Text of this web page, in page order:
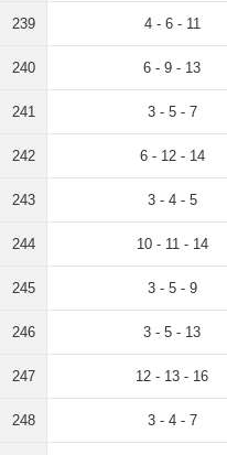
239 4 - 6 - 11
240 6 - 9 - 13
241 3 - 5 - 7
242 6 - 12 - 14
243 3 - 4 - 5
244 10 - 11 - 14
245 3 - 5 - 9
246 3 - 5 - 13
247 12 - 13 - 16
248 3 - 4 - 7